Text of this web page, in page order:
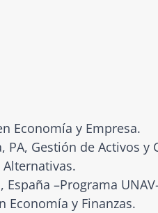
Economía y Empresa.
Gestión de Activos y
–Programa
Economía y Finanzas.